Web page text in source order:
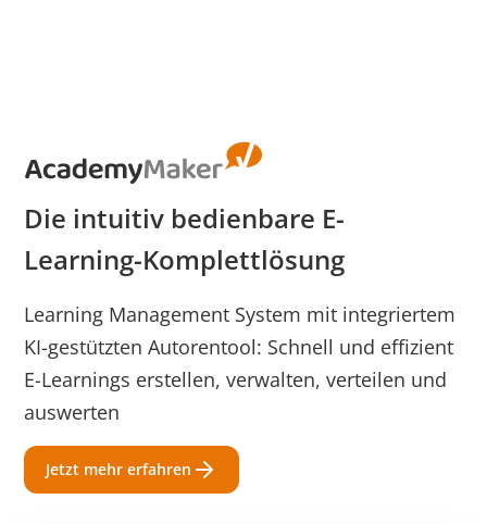
Die intuitiv bedienbare E-
Learning-Komplettlösung
Learning Management System mit integriertem
KI-gestützten Autorentool: Schnell und effizient
E-Learnings erstellen, verwalten, verteilen und
auswerten
Jetzt mehr erfahren